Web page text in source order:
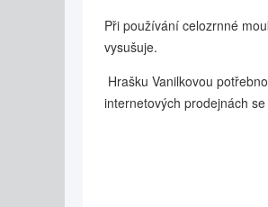
Při používání celozrnné
vysušuje.
Hrašku Vanilkovou
internetových prodejnách